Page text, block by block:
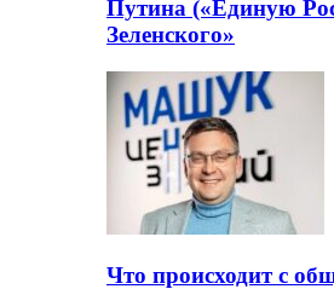
Путина («Единую
Зеленского»
Что происходит с